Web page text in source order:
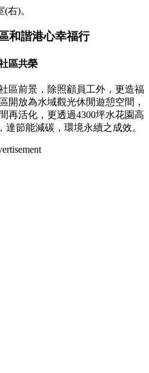
右)。
和諧港心幸福行
區共榮
區前景，除照顧員工外，更造福
開放為水域觀光休閒遊憩空間，
再活化，更透過4300坪水花園高
達節能減碳，環境永續之成效。